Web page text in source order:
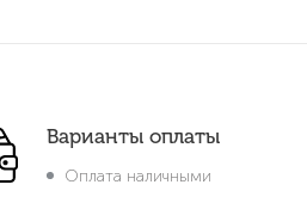
Варианты оплаты
Оплата наличными